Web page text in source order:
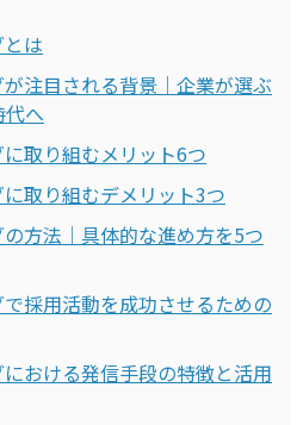
は
注目される背景｜企業が選ぶ
へ
取り組むメリット6つ
取り組むデメリット3つ
方法｜具体的な進め方を5つ
採用活動を成功させるための
おける発信手段の特徴と活用